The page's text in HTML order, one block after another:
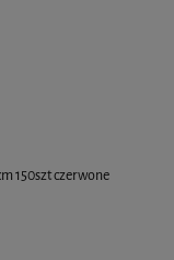
150szt czerwone